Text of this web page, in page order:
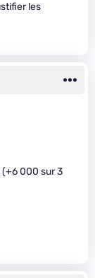
les
(+6 000 sur 3